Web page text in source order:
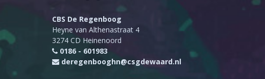
CBS De Regenboog
Heyne van Althenastraat 4
3274 CD Heinenoord
0186 - 601983
deregenbooghn@csgdewaard.nl